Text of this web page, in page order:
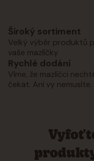
Široký sortiment
Velký výběr produktů
vaše mazlíčky
Rychlé dodání
Víme, že mazlíčci
čekat. Ani vy nemusíte.